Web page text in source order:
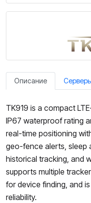
Описание
TK919 is a compact
IP67 waterproof rating
real-time positioning
geo-fence alerts, sleep
historical tracking, and
supports multiple
for device finding, and
reliability.